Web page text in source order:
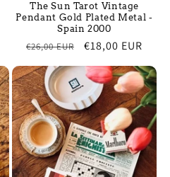
The Sun Tarot Vintage
Pendant Gold Plated Metal -
Spain 2000
Regular
€26,00 EUR
Sale
€18,00 EUR